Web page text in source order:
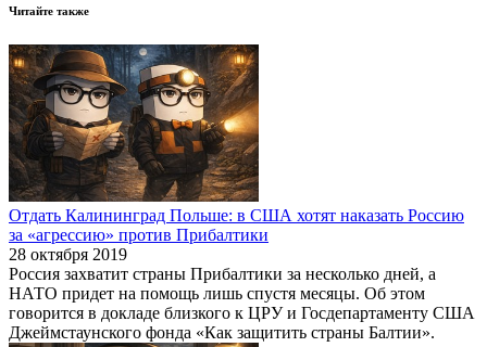
Читайте также
Отдать Калининград Польше: в США хотят наказать Россию
за «агрессию» против Прибалтики
28 октября 2019
Россия захватит страны Прибалтики за несколько дней, а
НАТО придет на помощь лишь спустя месяцы. Об этом
говорится в докладе близкого к ЦРУ и Госдепартаменту США
Джеймстаунского фонда «Как защитить страны Балтии».